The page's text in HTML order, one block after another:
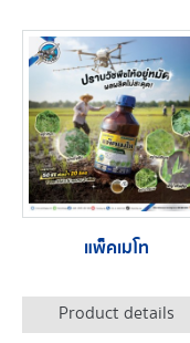
แพ็คเมโท
Product details